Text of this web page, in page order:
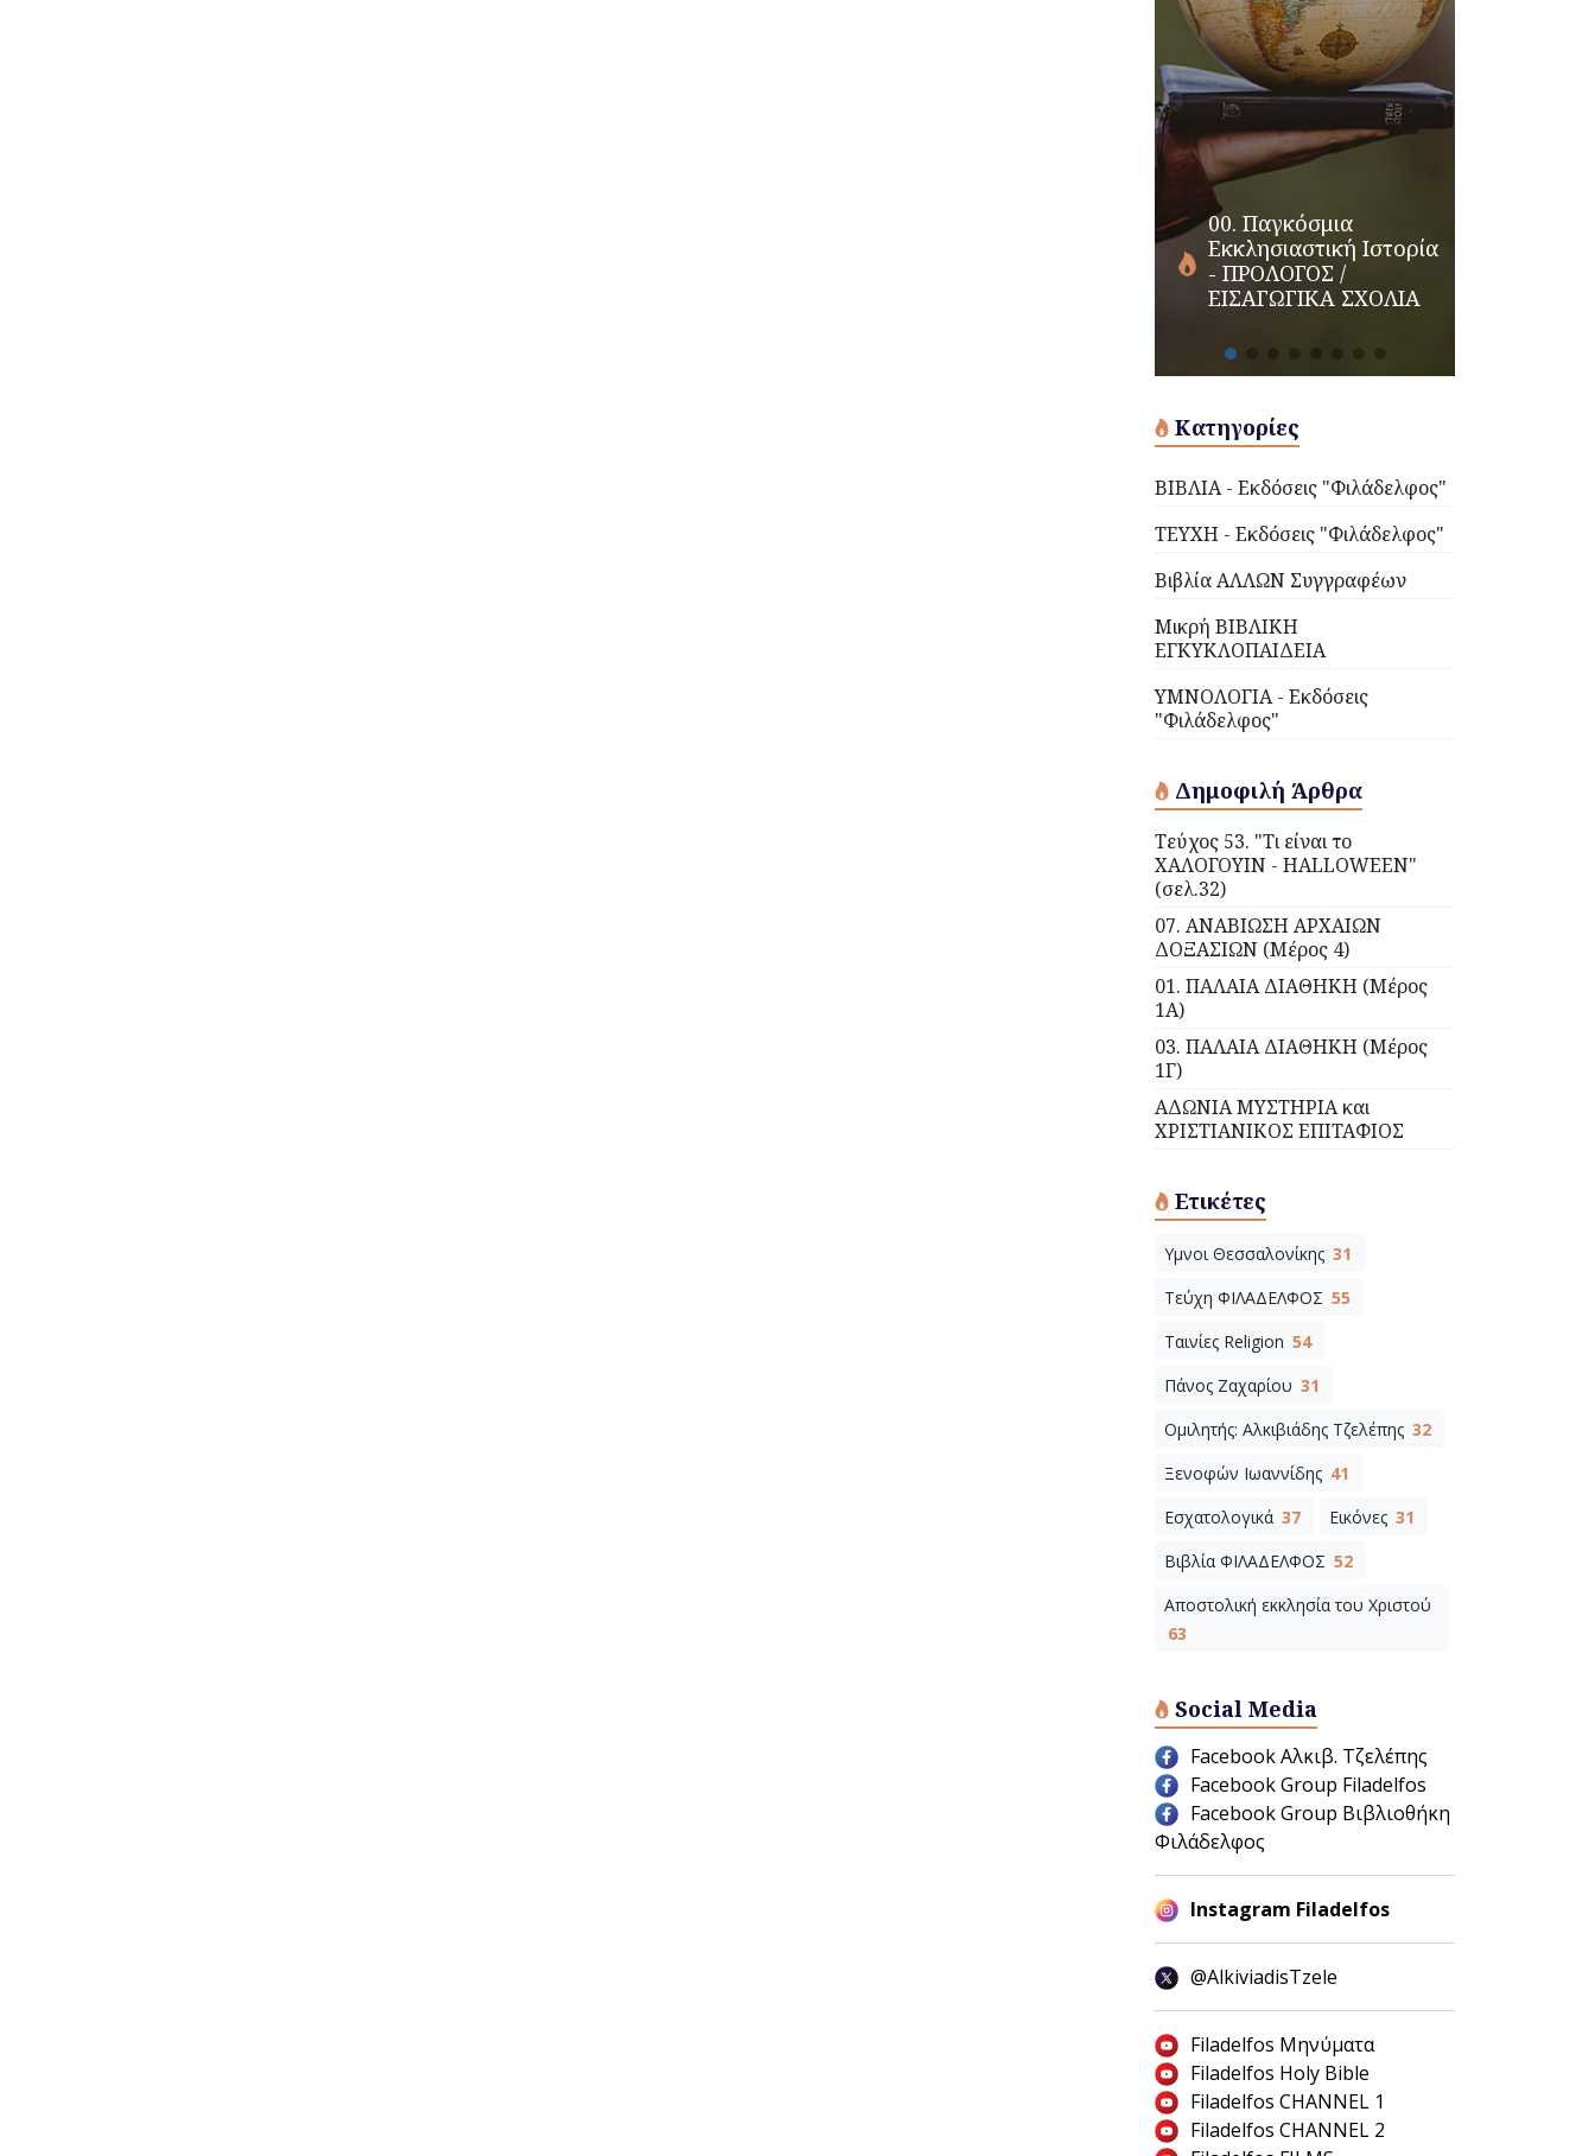
00. Παγκόσμια
Εκκλησιαστική Ιστορία
- ΠΡΟΛΟΓΟΣ /
ΕΙΣΑΓΩΓΙΚΑ ΣΧΟΛΙΑ
Κατηγορίες
ΒΙΒΛΙΑ - Εκδόσεις "Φιλάδελφος"
ΤΕΥΧΗ - Εκδόσεις "Φιλάδελφος"
Βιβλία ΑΛΛΩΝ Συγγραφέων
Μικρή ΒΙΒΛΙΚΗ
ΕΓΚΥΚΛΟΠΑΙΔΕΙΑ
ΥΜΝΟΛΟΓΙΑ - Εκδόσεις
"Φιλάδελφος"
Δημοφιλή Άρθρα
Τεύχος 53. "Τι είναι το
ΧΑΛΟΓΟΥΙΝ - HALLOWEEN"
(σελ.32)
07. ΑΝΑΒΙΩΣΗ ΑΡΧΑΙΩΝ
ΔΟΞΑΣΙΩΝ (Μέρος 4)
01. ΠΑΛΑΙΑ ΔΙΑΘΗΚΗ (Μέρος
1Α)
03. ΠΑΛΑΙΑ ΔΙΑΘΗΚΗ (Μέρος
1Γ)
ΑΔΩΝΙΑ ΜΥΣΤΗΡΙΑ και
ΧΡΙΣΤΙΑΝΙΚΟΣ ΕΠΙΤΑΦΙΟΣ
Ετικέτες
Υμνοι Θεσσαλονίκης 31
Τεύχη ΦΙΛΑΔΕΛΦΟΣ 55
Ταινίες Religion 54
Πάνος Ζαχαρίου 31
Ομιλητής: Αλκιβιάδης Τζελέπης 32
Ξενοφών Ιωαννίδης 41
Εσχατολογικά 37 Εικόνες 31
Βιβλία ΦΙΛΑΔΕΛΦΟΣ 52
Αποστολική εκκλησία του Χριστού
63
Social Media
Facebook Αλκιβ. Τζελέπης
Facebook Group Filadelfos
Facebook Group Βιβλιοθήκη
Φιλάδελφος
Instagram Filadelfos
@AlkiviadisTzele
Filadelfos Μηνύματα
Filadelfos Holy Bible
Filadelfos CHANNEL 1
Filadelfos CHANNEL 2